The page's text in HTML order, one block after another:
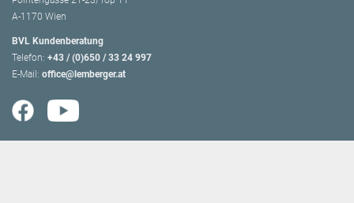
A-1170 Wien
BVL Kundenberatung
Telefon: +43 / (0)650 / 33 24 997
E-Mail: office@lemberger.at